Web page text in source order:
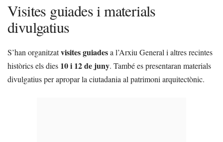
Visites guiades i materials
divulgatius
S’han organitzatvisites guiadesa l’Arxiu General i altres recintes
històrics els dies 10 i 12 de juny. També es presentaran materials
divulgatius per apropar la ciutadania al patrimoni arquitectònic.